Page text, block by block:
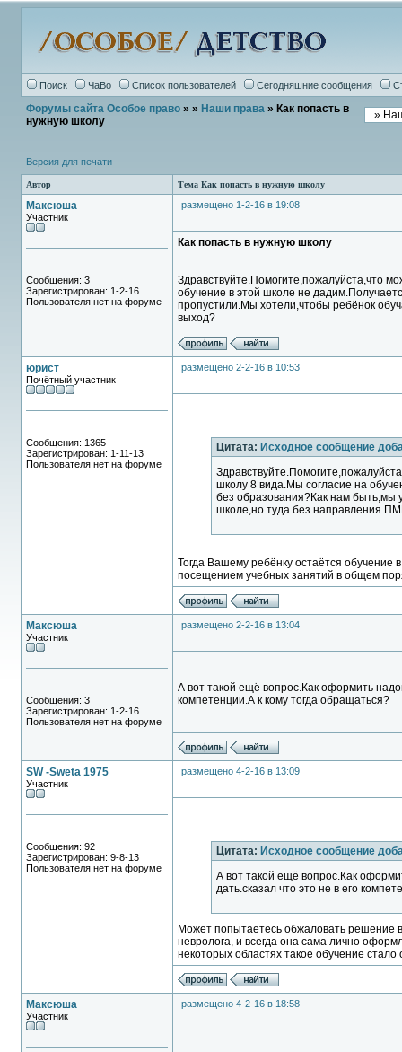
Поиск ЧаВо Список пользователей Сегодняшние сообщения
Форумы сайта Особое право» » Наши права» Как попасть в
нужную школу
Версия для печати
Автор Тема Как попасть в нужную школу
Максюша
Участник
Сообщения: 3
Зарегистрирован: 1-2-16
Пользователя нет на форуме
размещено 1-2-16 в 19:08
Как попасть в нужную школу
Здравствуйте.Помогите,пожалуйста,что
обучение в этой школе не
пропустили.Мы хотели,чтобы ребёнок
выход?
юрист
Почётный участник
Сообщения: 1365
Зарегистрирован: 1-11-13
Пользователя нет на форуме
размещено 2-2-16 в 10:53
Цитата: Исходное сообщение
школу 8 вида.Мы согласие на
без образования?Как нам быть,мы
школе,но туда без направления
Тогда Вашему ребёнку остаётся
посещением учебных занятий в общем
Максюша
Участник
Сообщения: 3
Зарегистрирован: 1-2-16
Пользователя нет на форуме
размещено 2-2-16 в 13:04
А вот такой ещё вопрос.Как оформить
компетенции.А к кому тогда обращаться?
SW -Sweta 1975
Участник
Сообщения: 92
Зарегистрирован: 9-8-13
Пользователя нет на форуме
размещено 4-2-16 в 13:09
Цитата: Исходное сообщение
А вот такой ещё вопрос.Как
дать.сказал что это не в его
Может попытаетесь обжаловать
невролога, и всегда она сама лично
некоторых областях такое обучение
Максюша
Участник
размещено 4-2-16 в 18:58